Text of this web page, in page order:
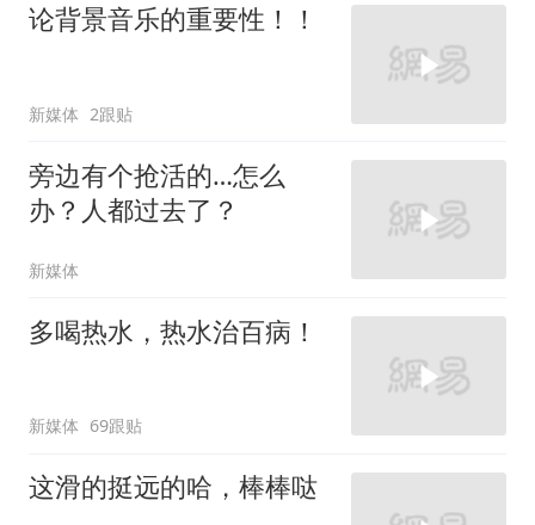
论背景音乐的重要性！！
新媒体 2跟贴
旁边有个抢活的…怎么
办？人都过去了？
新媒体
多喝热水，热水治百病！
新媒体 69跟贴
这滑的挺远的哈，棒棒哒